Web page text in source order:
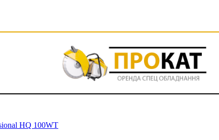
HQ 100WT